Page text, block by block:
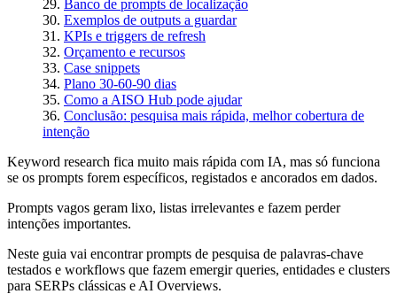
Banco de prompts de localização
Exemplos de outputs a guardar
KPIs e triggers de refresh
Orçamento e recursos
Case snippets
Plano 30-60-90 dias
Como a AISO Hub pode ajudar
Conclusão: pesquisa mais rápida, melhor cobertura de
intenção
Keyword research fica muito mais rápida com IA, mas só funciona
se os prompts forem específicos, registados e ancorados em dados.
Prompts vagos geram lixo, listas irrelevantes e fazem perder
intenções importantes.
Neste guia vai encontrar prompts de pesquisa de palavras‑chave
testados e workflows que fazem emergir queries, entidades e clusters
para SERPs clássicas e AI Overviews.